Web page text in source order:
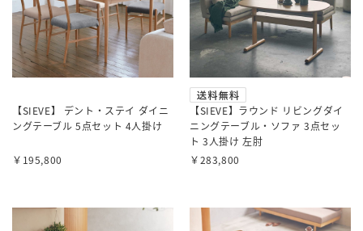
【SIEVE】 デント・ステイ ダイニ
ングテーブル 5点セット 4人掛け
￥195,800
【SIEVE】ラウンド リビングダイ
ニングテーブル・ソファ 3点セッ
ト 3人掛け 左肘
￥283,800